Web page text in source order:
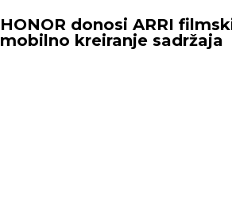
HONOR donosi ARRI
mobilno kreiranje sadržaja